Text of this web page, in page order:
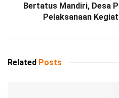
Bertatus Mandiri, Desa
Pelaksanaan
Related Posts